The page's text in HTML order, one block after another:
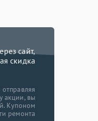
сайт,
скидка
акции, вы
Купоном
ремонта